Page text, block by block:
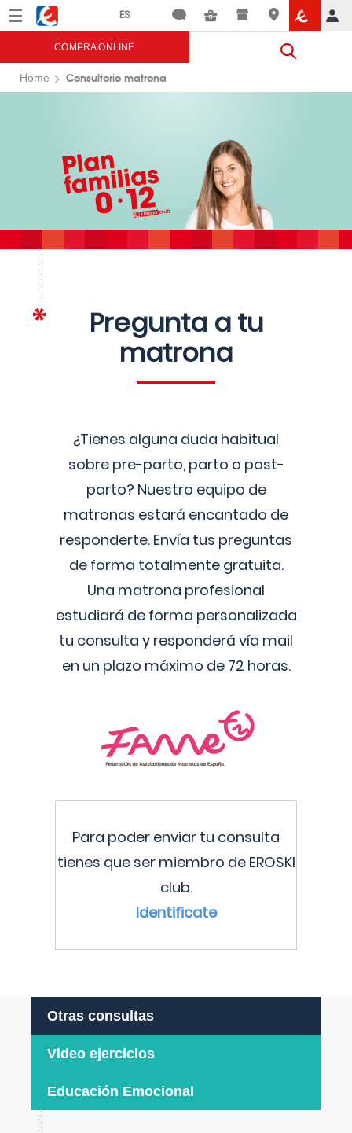
Menú Eroski
COMPRA ONLINE
Home Consultorio matrona
Pregunta a tu
matrona
¿Tienes alguna duda habitual
sobre pre-parto, parto o post-
parto? Nuestro equipo de
matronas estará encantado de
responderte. Envía tus preguntas
de forma totalmente gratuita.
Una matrona profesional
estudiará de forma personalizada
tu consulta y responderá vía mail
en un plazo máximo de 72 horas.
Para poder enviar tu consulta
tienes que ser miembro de EROSKI
club.
Identificate
Otras consultas
Video ejercicios
Educación Emocional